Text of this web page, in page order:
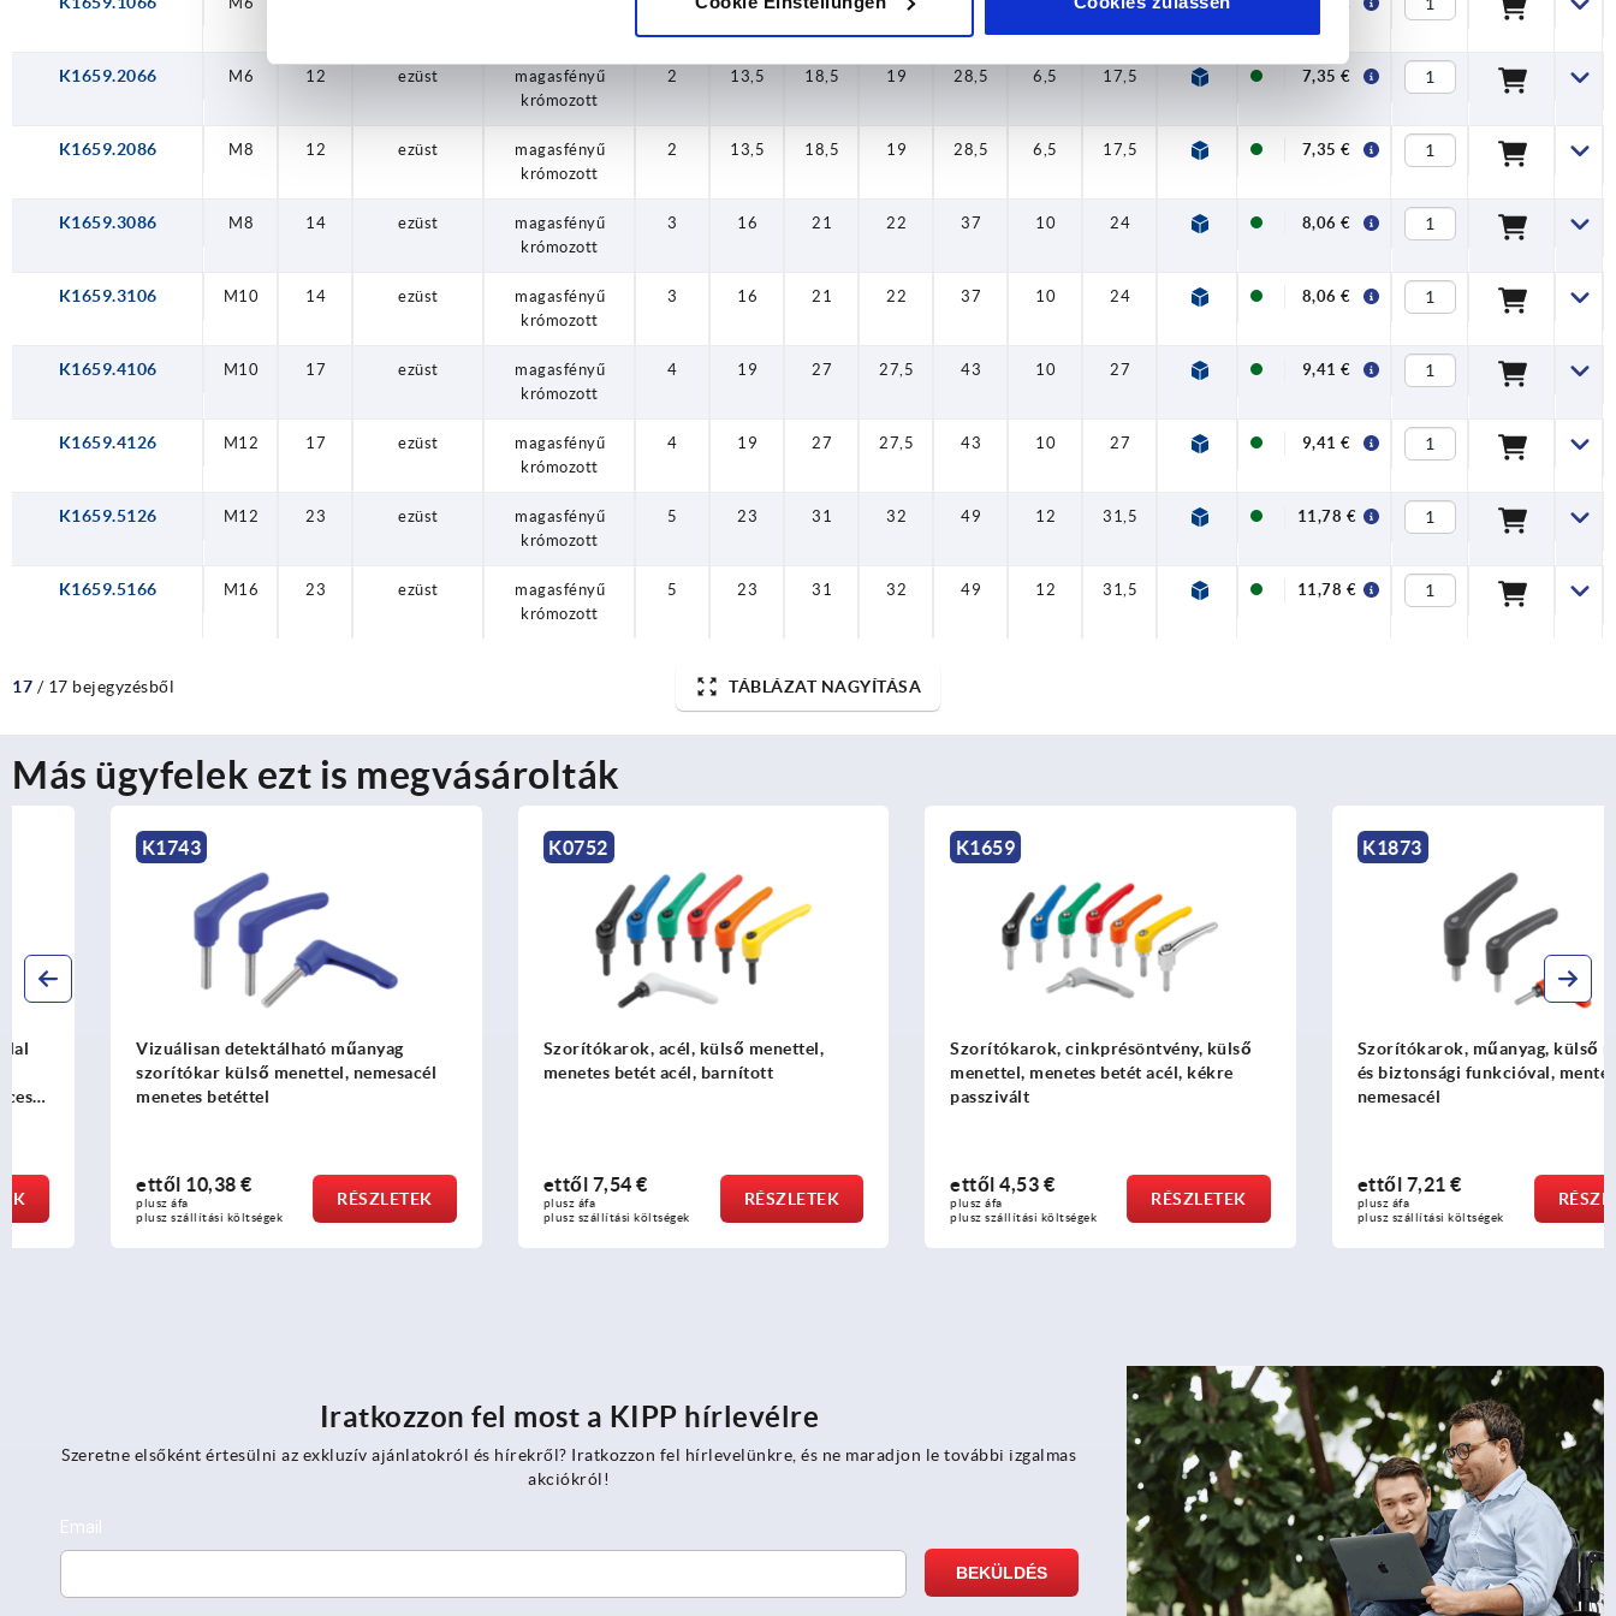
K1659.2066 M6 12 ezüst
magasfényű
krómozott
2 13,5 18,5 19 28,5 6,5 17,5 42,5 45,5 65 74,5 9,5 20
7,35 €
K1659.2086 M8 12 ezüst
magasfényű
krómozott
2 13,5 18,5 19 28,5 6,5 17,5 42,5 45,5 65 74,5 9,5 20
7,35 €
K1659.3086 M8 14 ezüst
magasfényű
krómozott
3 16 21 22 37 10 24 54,5 58,5 80 91 11 22
8,06 €
K1659.3106 M10 14 ezüst
magasfényű
krómozott
3 16 21 22 37 10 24 54,5 58,5 80 91 11 22
8,06 €
K1659.4106 M10 17 ezüst
magasfényű
krómozott
4 19 27 27,5 43 10 27 63 67,5 95 109 13 24
9,41 €
K1659.4126 M12 17 ezüst
magasfényű
krómozott
4 19 27 27,5 43 10 27 63 67,5 95 109 13 24
9,41 €
K1659.5126 M12 23 ezüst
magasfényű
krómozott
5 23 31 32 49 12 31,5 73 77,5 110 126 15 26
11,78 €
K1659.5166 M16 23 ezüst
magasfényű
krómozott
5 23 31 32 49 12 31,5 73 77,5 110 126 15 26
11,78 €
17 / 17 bejegyzésből TÁBLÁZAT NAGYÍTÁSA
Más ügyfelek ezt is megvásárolták
Vizuálisan detektálható műanyag
szorítókar külső menettel, nemesacél
menetes betéttel
ettől 10,38 €
plusz szállítási költségek
Szorítókarok, acél, külső menettel,
menetes betét acél, barnított
ettől 7,54 €
plusz szállítási költségek
Szorítókarok, cinkprésöntvény, külső
menettel, menetes betét acél, kékre
ettől 4,53 €
plusz szállítási költségek
Szorítókarok, műanyag, külső menettel
és biztonsági funkcióval, mentes betét
ettől 7,21 €
plusz szállítási költségek
Iratkozzon fel most a KIPP hírlevélre
Szeretne elsőként értesülni az exkluzív ajánlatokról és hírekről? Iratkozzon fel hírlevelünkre, és ne maradjon le további izgalmas
akciókról!